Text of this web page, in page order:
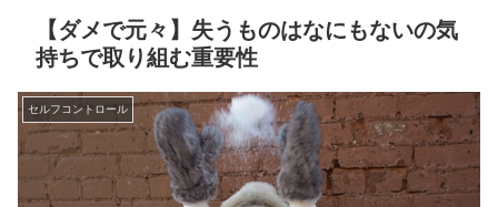
【ダメで元々】失うものはなにもないの気
持ちで取り組む重要性
セルフコントロール